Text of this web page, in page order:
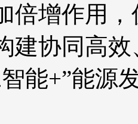
倍增作用
建协同高
能+”能源